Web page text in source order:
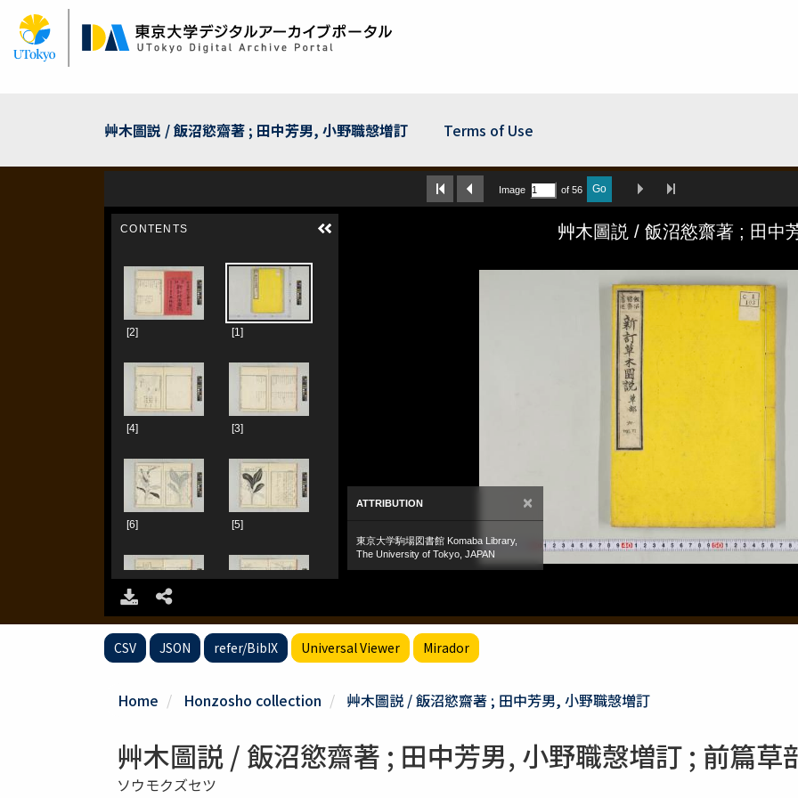
Skip
main
content
艸木圖説 / 飯沼慾齋著 ; 田中芳男, 小野職愨増訂 Terms of Use
CSV JSON refer/BibIX Universal Viewer Mirador
Home Honzosho collection 艸木圖説 / 飯沼慾齋著 ; 田中芳男, 小野職愨増訂
艸木圖説 / 飯沼慾齋著 ; 田中芳男, 小野職愨増訂 ; 前篇草
ソウモクズセツ